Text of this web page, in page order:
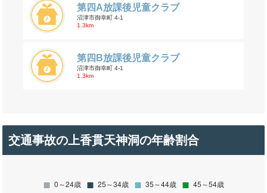
第四A放課後児童クラブ
沼津市御幸町 4-1
1.3km
第四B放課後児童クラブ
沼津市御幸町 4-1
1.3km
交通事故の上香貫天神洞の年齢割合